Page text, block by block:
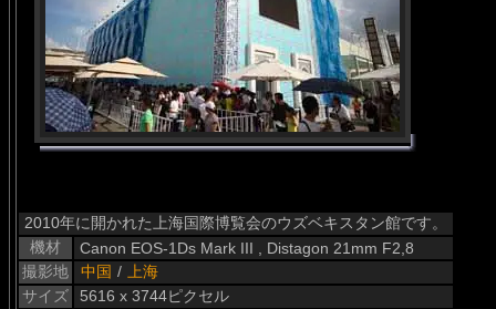
2010年に開かれた上海国際博覧会のウズベキスタン館です。
機材
Canon EOS-1Ds Mark III , Distagon 21mm F2,8
撮影地
中国 /
上海
サイズ
5616 x 3744ピクセル